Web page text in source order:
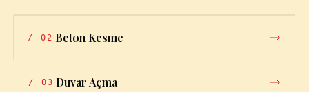
/ 02 Beton Kesme
/ 03 Duvar Açma